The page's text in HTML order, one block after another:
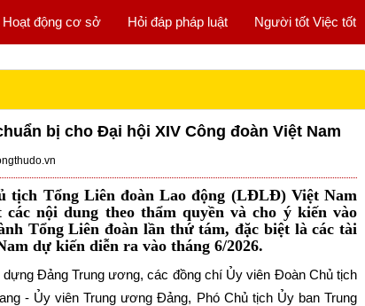
Hoạt động cơ sở Hỏi đáp pháp luật Người tốt Việc tốt
bị cho Đại hội XIV Công đoàn Việt Nam
tịch Tổng Liên đoàn Lao động (LĐLĐ) Việt Nam
nội dung theo thẩm quyền và cho ý kiến vào
Tổng Liên đoàn lần thứ tám, đặc biệt là các tài
dự kiến diễn ra vào tháng 6/2026.
Đảng Trung ương, các đồng chí Ủy viên Đoàn Chủ tịch
- Ủy viên Trung ương Đảng, Phó Chủ tịch Ủy ban Trung